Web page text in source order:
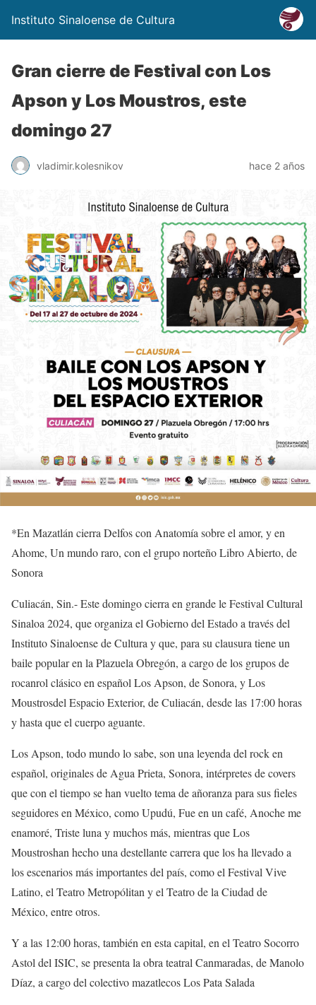
Instituto Sinaloense de Cultura
Gran cierre de Festival con Los
Apson y Los Moustros, este
domingo 27
vladimir.kolesnikov hace 2 años
*En Mazatlán cierra Delfos con Anatomía sobre el amor, y en
Ahome, Un mundo raro, con el grupo norteño Libro Abierto, de
Sonora
Culiacán, Sin.-Este domingo cierra en grandele Festival Cultural
Sinaloa 2024, que organiza el Gobierno del Estado a través del
InstitutoSinaloensede Cultura y que, para su clausura tiene un
baile popularen la Plazuela Obregón, a cargode los grupos de
rocanrol clásico en español Los Apson, de Sonora, y Los
Moustrosdel Espacio Exterior, de Culiacán, desde las 17:00 horas
y hasta que el cuerpo aguante.
Los Apson, todo mundo lo sabe, son una leyenda del rock en
español, originales de Agua Prieta, Sonora, intérpretes decovers
que con el tiempo se han vuelto tema de añoranza para sus fieles
seguidores en México, comoUpudú, Fue en un café, Anoche me
enamoré, Triste luna ymuchosmás, mientras que Los
Moustroshan hecho una destellante carrera que los ha llevado a
losescenarios más importantes del país, como el Festival Vive
Latino, el TeatroMetropólitan y el Teatro de la Ciudad de
México, entre otros.
Y a las 12:00 horas, también en esta capital, en el Teatro Socorro
Astol del ISIC, se presenta la obra teatral Canmaradas, de Manolo
Díaz, a cargo del colectivo mazatlecosLos Pata Salada